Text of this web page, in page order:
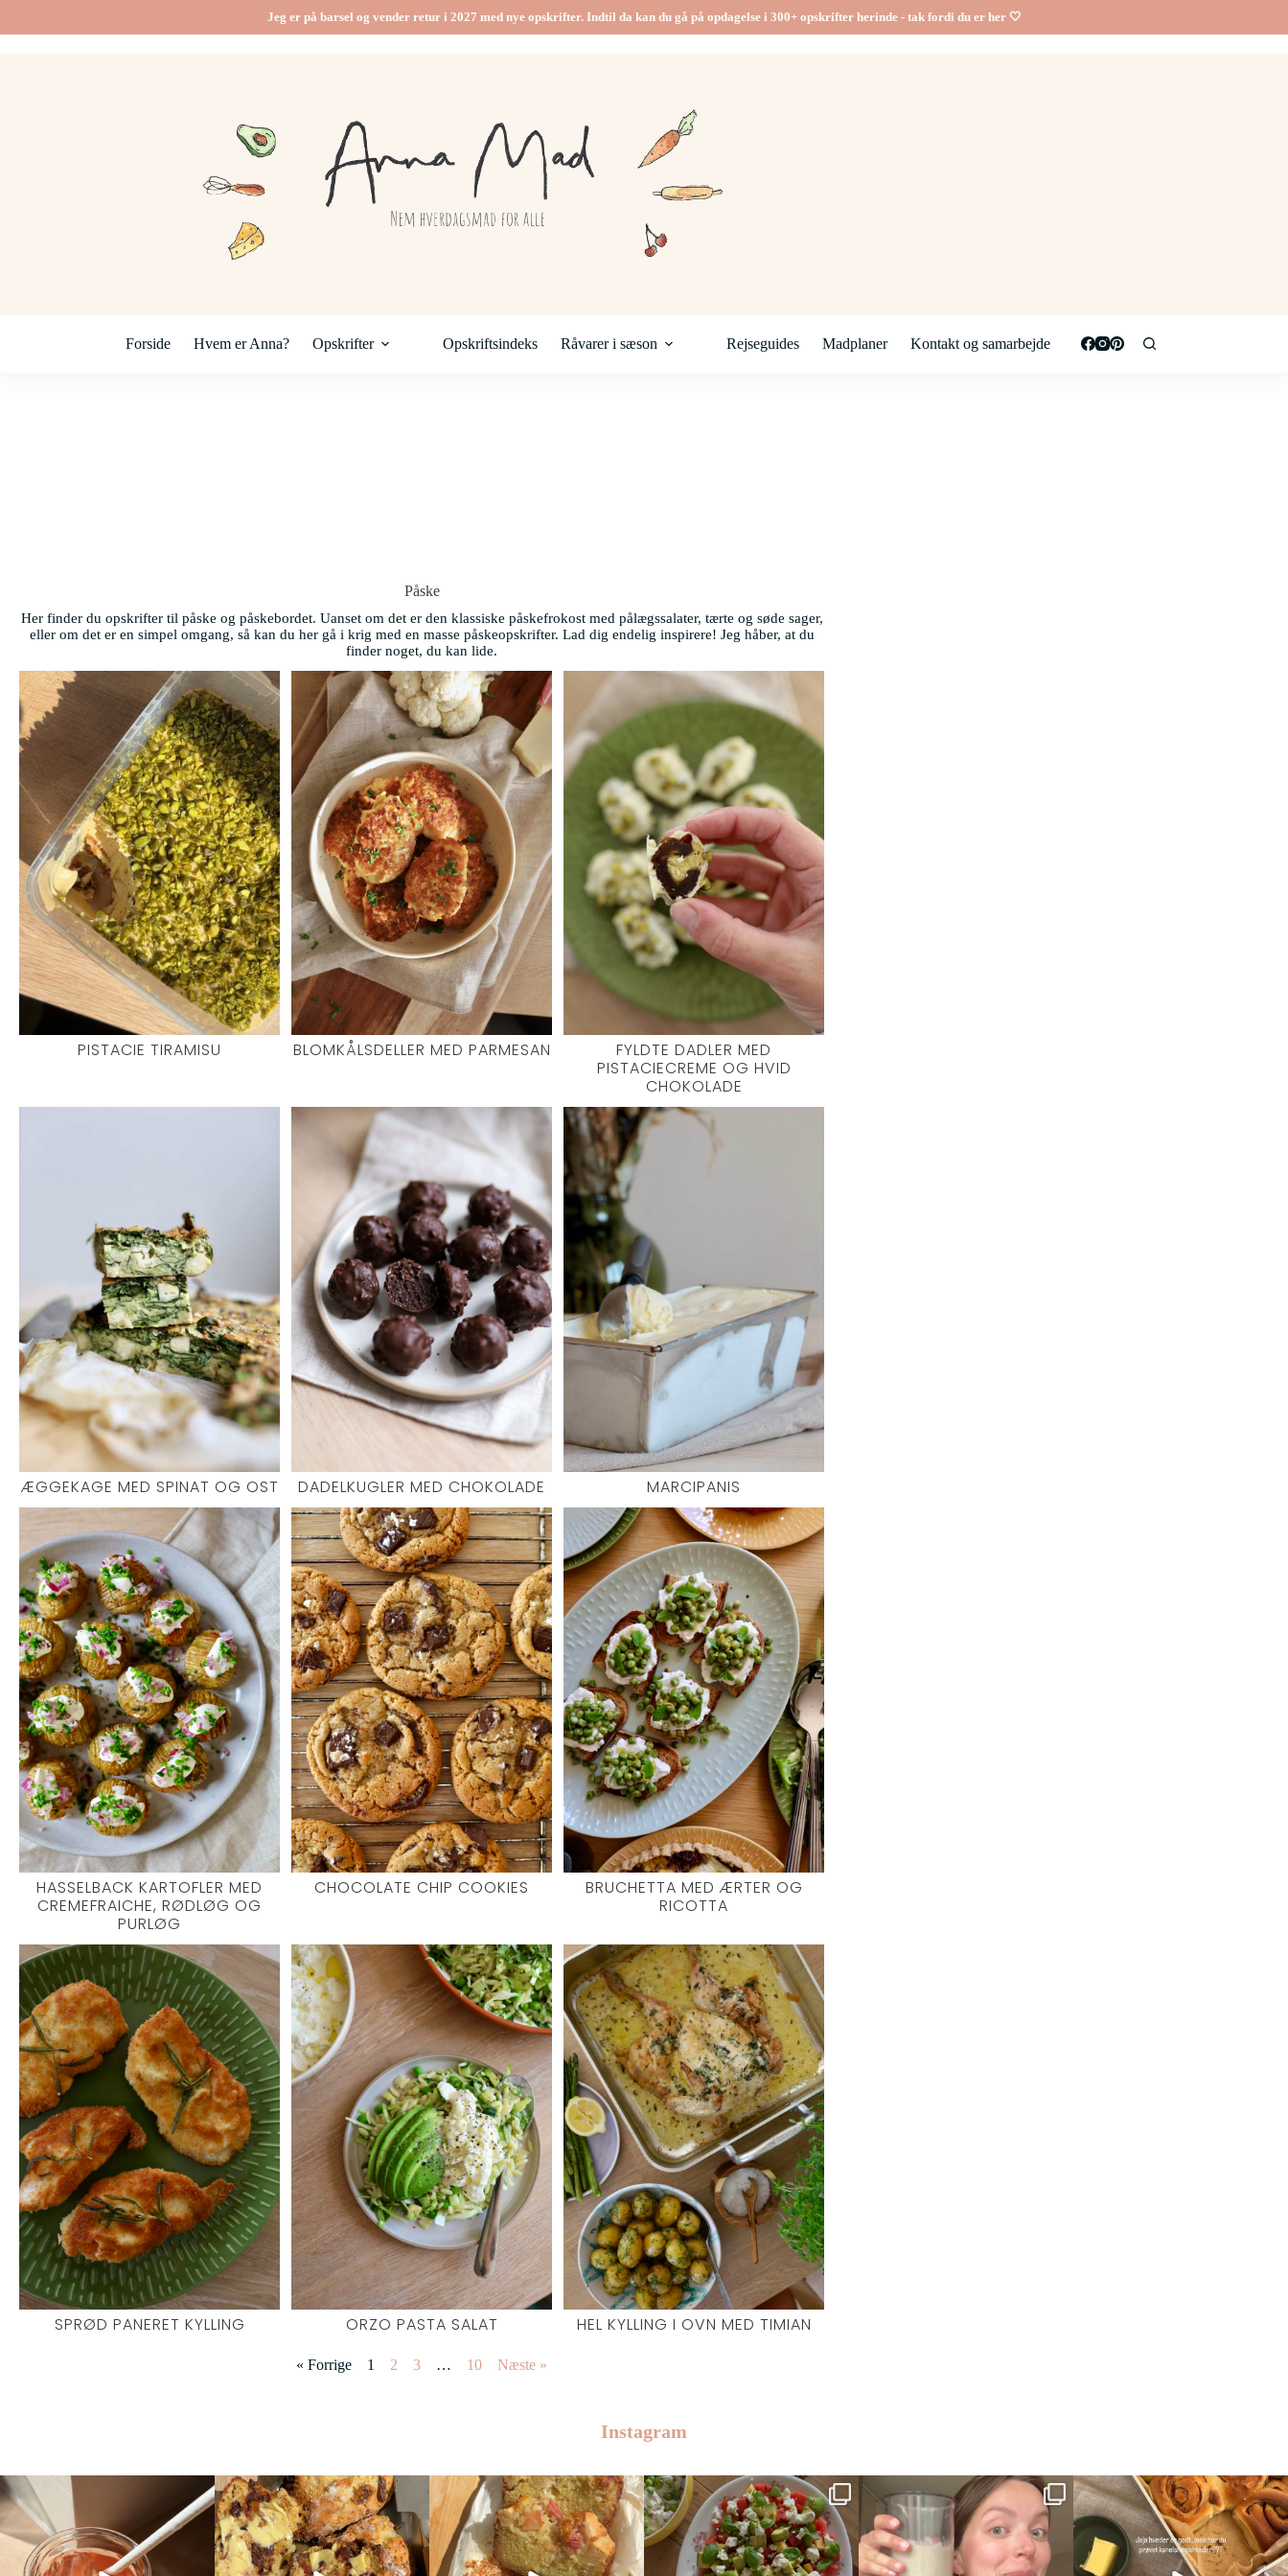
Jeg er på barsel og vender retur i 2027 med nye opskrifter. Indtil da kan du gå på opdagelse i 300+ opskrifter herinde - tak fordi du er her 🤍
Forside Hvem er Anna? Opskrifter Opskriftsindeks Råvarer i sæson Rejseguides Madplaner Kontakt og samarbejde
Påske
Her finder du opskrifter til påske og påskebordet. Uanset om det er den klassiske påskefrokost med pålægssalater, tærte og søde sager,
eller om det er en simpel omgang, så kan du her gå i krig med en masse påskeopskrifter. Lad dig endelig inspirere! Jeg håber, at du
finder noget, du kan lide.
PISTACIE TIRAMISU BLOMKÅLSDELLER MED PARMESAN
FYLDTE DADLER MED
PISTACIECREME OG HVID
CHOKOLADE
ÆGGEKAGE MED SPINAT OG OST DADELKUGLER MED CHOKOLADE MARCIPANIS
HASSELBACK KARTOFLER MED
CREMEFRAICHE, RØDLØG OG
PURLØG
CHOCOLATE CHIP COOKIES
BRUCHETTA MED ÆRTER OG
RICOTTA
SPRØD PANERET KYLLING ORZO PASTA SALAT HEL KYLLING I OVN MED TIMIAN
« Forrige 1 2 3 … 10 Næste »
Instagram